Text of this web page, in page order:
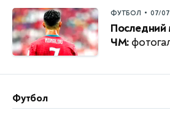
ФУТБОЛ • 07/
Последний
ЧМ:
Футбол